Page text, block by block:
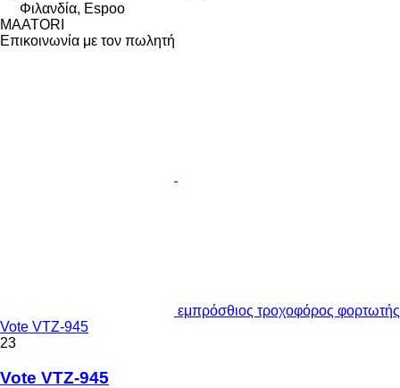
Φιλανδία, Espoo
MAATORI
Επικοινωνία με τον πωλητή
εμπρόσθιος τροχοφόρος φορτωτής
Vote VTZ-945
23
Vote VTZ-945